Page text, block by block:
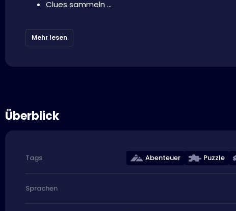
Clues sammeln ...
Mehr lesen
Überblick
Tags Abenteuer Puzzle
Sprachen